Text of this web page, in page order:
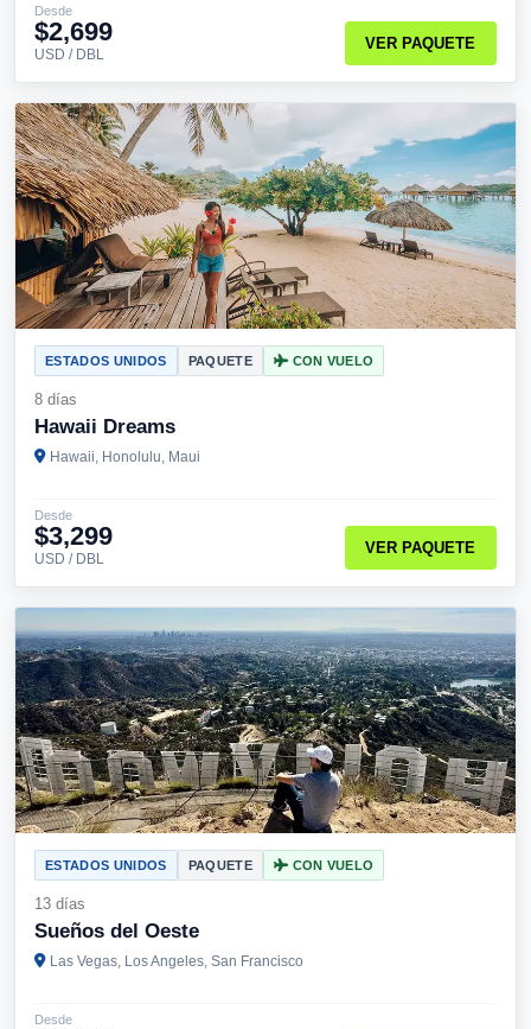
Desde
$2,699
USD / DBL
VER PAQUETE
ESTADOS UNIDOS PAQUETE CON VUELO
8 días
Hawaii Dreams
Hawaii, Honolulu, Maui
Desde
$3,299
USD / DBL
VER PAQUETE
ESTADOS UNIDOS PAQUETE CON VUELO
13 días
Sueños del Oeste
Las Vegas, Los Angeles, San Francisco
Desde